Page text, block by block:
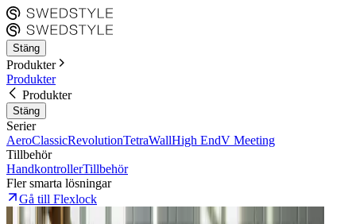
Stäng
Produkter
Produkter
Produkter
Stäng
Serier
AeroClassicRevolutionTetraWallHigh EndV Meeting
Tillbehör
HandkontrollerTillbehör
Fler smarta lösningar
Gå till Flexlock